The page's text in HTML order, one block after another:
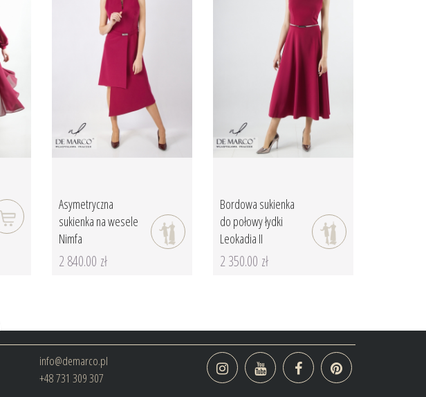
Asymetryczna
sukienka na wesele
Nimfa
2 840.00 zł
Bordowa sukienka
do połowy łydki
Leokadia II
2 350.00 zł
info@demarco.pl
+48 731 309 307